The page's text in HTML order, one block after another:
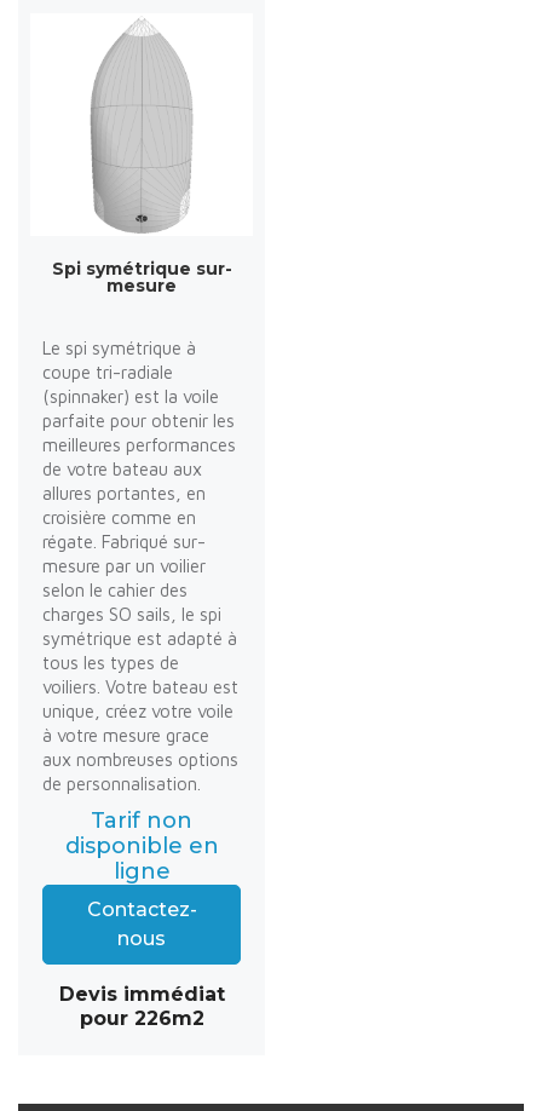
Spi symétrique sur-
mesure
Le spi symétrique à
coupe tri-radiale
(spinnaker) est la voile
parfaite pour obtenir les
meilleures performances
de votre bateau aux
allures portantes, en
croisière comme en
régate. Fabriqué sur-
mesure par un voilier
selon le cahier des
charges SO sails, le spi
symétrique est adapté à
tous les types de
voiliers. Votre bateau est
unique, créez votre voile
à votre mesure grace
aux nombreuses options
de personnalisation.
Tarif non
disponible en
ligne
Contactez-
nous
Devis immédiat
pour 226m2